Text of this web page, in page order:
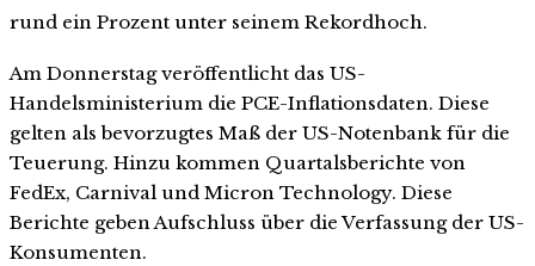
rund ein Prozent unter seinem Rekordhoch.
Am Donnerstag veröffentlicht das US-
Handelsministerium die PCE-Inflationsdaten. Diese
gelten als bevorzugtes Maß der US-Notenbank für die
Teuerung. Hinzu kommen Quartalsberichte von
FedEx, Carnival und Micron Technology. Diese
Berichte geben Aufschluss über die Verfassung der US-
Konsumenten.